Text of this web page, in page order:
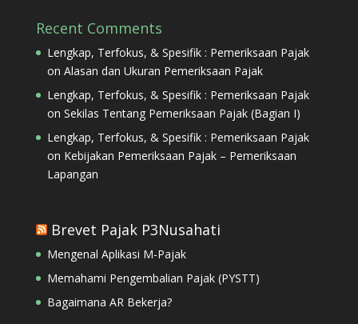
Recent Comments
Lengkap, Terfokus, & Spesifik : Pemeriksaan Pajak
on Alasan dan Ukuran Pemeriksaan Pajak
Lengkap, Terfokus, & Spesifik : Pemeriksaan Pajak
on Sekilas Tentang Pemeriksaan Pajak (Bagian I)
Lengkap, Terfokus, & Spesifik : Pemeriksaan Pajak
on Kebijakan Pemeriksaan Pajak – Pemeriksaan
Lapangan
Brevet Pajak P3Nusahati
Mengenal Aplikasi M-Pajak
Memahami Pengembalian Pajak (PYSTT)
Bagaimana AR Bekerja?